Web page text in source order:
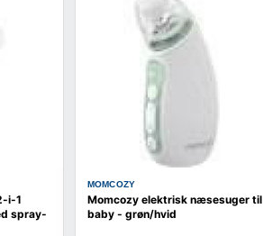
i-1
spray-
MOMCOZY
Momcozy elektrisk næsesuger til
baby - grøn/hvid